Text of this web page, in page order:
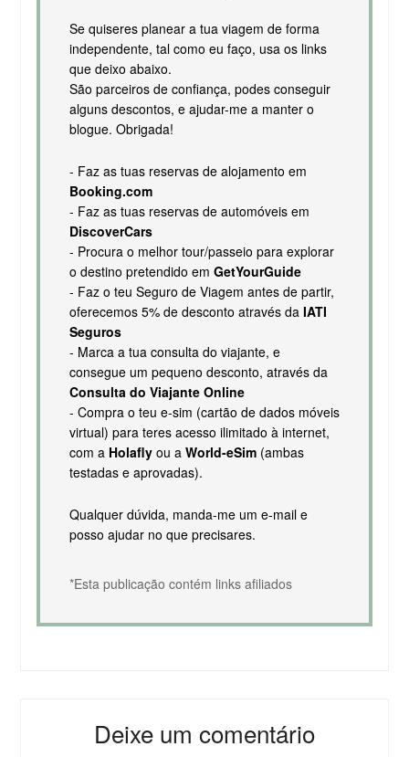
Se quiseres planear a tua viagem de forma
independente, tal como eu faço, usa os links
que deixo abaixo.
São parceiros de confiança, podes conseguir
alguns descontos, e ajudar-me a manter o
blogue. Obrigada!
- Faz as tuas reservas de alojamento em
Booking.com
- Faz as tuas reservas de automóveis em
DiscoverCars
- Procura o melhor tour/passeio para explorar
o destino pretendido em GetYourGuide
- Faz o teu Seguro de Viagem antes de partir,
oferecemos 5% de desconto através da IATI
Seguros
- Marca a tua consulta do viajante, e
consegue um pequeno desconto, através da
Consulta do Viajante Online
- Compra o teu e-sim (cartão de dados móveis
virtual) para teres acesso ilimitado à internet,
com a Holaflyou a World-eSim(ambas
testadas e aprovadas).
Qualquer dúvida, manda-me um e-mail e
posso ajudar no que precisares.
*Esta publicação contém links afiliados
Deixe um comentário